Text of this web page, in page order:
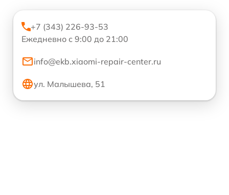
+7 (343) 226-93-53
Ежедневно с 9:00 до 21:00
info@ekb.xiaomi-repair-center.ru
ул. Малышева, 51